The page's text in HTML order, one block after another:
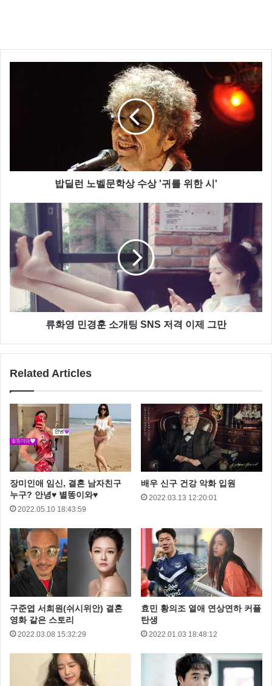
지난 13일 삼시세끼 어촌편3 제작발표회 에서 이서진은
“선박면허를 땄다”라며 “굉장히 낮은 점수로 합격했지
만 한번 만에 붙긴 했다”라고 자랑까지 했습니다.
밥딜런 노벨문학상 수상 '귀를 위한 시'
류화영 민경훈 소개팅 SNS 저격 이제 그만
Related Articles
장미인애 임신, 결혼 남자친구
누구? 안녕♥ 별똥이와♥
2022.05.10 18:43:59
배우 신구 건강 악화 입원
2022.03.13 12:20:01
구준엽 서희원(쉬시위안) 결혼
영화 같은 스토리
2022.03.08 15:32:29
효민 황의조 열애 연상연하 커플
탄생
2022.01.03 18:48:12